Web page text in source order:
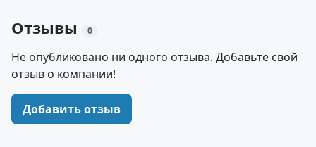
Отзывы 0
Не опубликовано ни одного отзыва. Добавьте свой
отзыв о компании!
Добавить отзыв